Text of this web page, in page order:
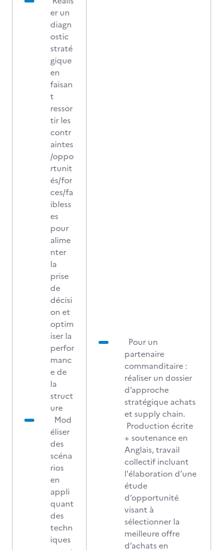
er un
diagn
ostic
straté
gique
en
faisan
t
ressor
tir les
contr
aintes
/oppo
rtunit
és/for
ces/fa
ibless
es
pour
alime
nter
la
prise
de
décisi
on et
optim
iser la
perfor
manc
e de
la
struct
ure
Mod
éliser
des
scéna
rios
en
appli
quant
des
techn
iques
Pour un
partenaire
commanditaire :
réaliser un dossier
d’approche
stratégique achats
et supply chain.
Production écrite
+ soutenance en
Anglais, travail
collectif incluant
l'élaboration d’une
étude
d’opportunité
visant à
sélectionner la
meilleure offre
d’achats en